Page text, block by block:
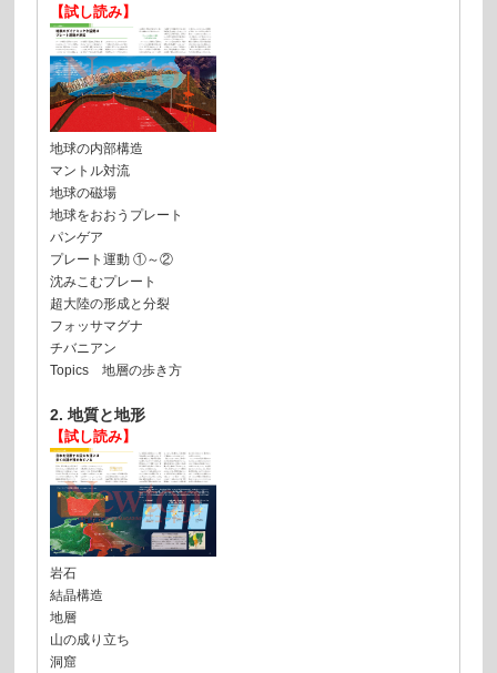
【試し読み】
地球の内部構造
マントル対流
地球の磁場
地球をおおうプレート
パンゲア
プレート運動 ①～②
沈みこむプレート
超大陸の形成と分裂
フォッサマグナ
チバニアン
Topics 地層の歩き方
2. 地質と地形
【試し読み】
岩石
結晶構造
地層
山の成り立ち
洞窟